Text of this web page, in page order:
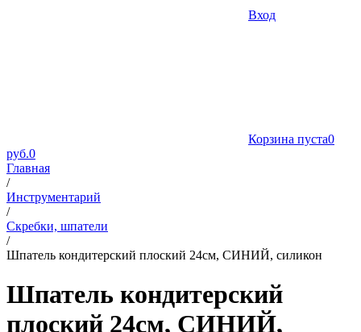
Вход
Корзина пуста0
руб.0
Главная
/
Инструментарий
/
Скребки, шпатели
/
Шпатель кондитерский плоский 24см, СИНИЙ, силикон
Шпатель кондитерский
плоский 24см, СИНИЙ,